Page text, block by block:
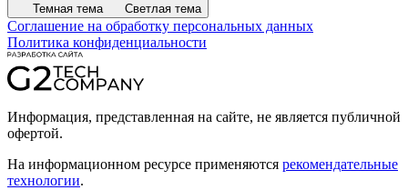
Темная тема Светлая тема
Соглашение на обработку персональных данных
Политика конфиденциальности
Информация, представленная на сайте, не является публичной
офертой.
На информационном ресурсе применяются рекомендательные
технологии.